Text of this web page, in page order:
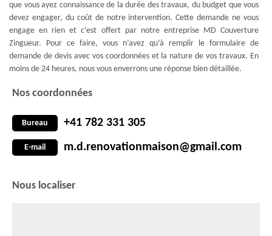
que vous ayez connaissance de la durée des travaux, du budget que vous
devez engager, du coût de notre intervention. Cette demande ne vous
engage en rien et c’est offert par notre entreprise MD Couverture
Zingueur. Pour ce faire, vous n’avez qu’à remplir le formulaire de
demande de devis avec vos coordonnées et la nature de vos travaux. En
moins de 24 heures, nous vous enverrons une réponse bien détaillée.
Nos coordonnées
Bureau +41 782 331 305
E-mail m.d.renovationmaison@gmail.com
Nous localiser